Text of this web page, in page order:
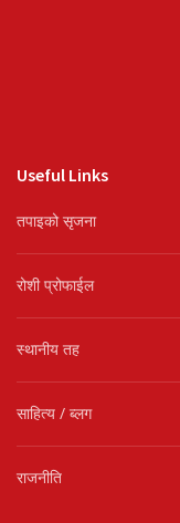
Useful Links
तपाइको सृजना
रोशी प्रोफाईल
स्थानीय तह
साहित्य / ब्लग
राजनीति